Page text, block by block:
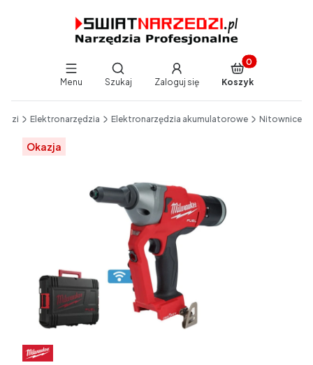
Menu
Otwórz wyszukiwarkę
Szukaj Zaloguj się
Produkty w
Koszyk
Elektronarzędzia Elektronarzędzia akumulatorowe Nitownice
Etykiety
Okazja